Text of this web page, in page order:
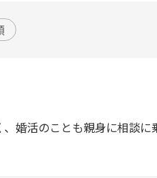
婚活のことも親身に相談